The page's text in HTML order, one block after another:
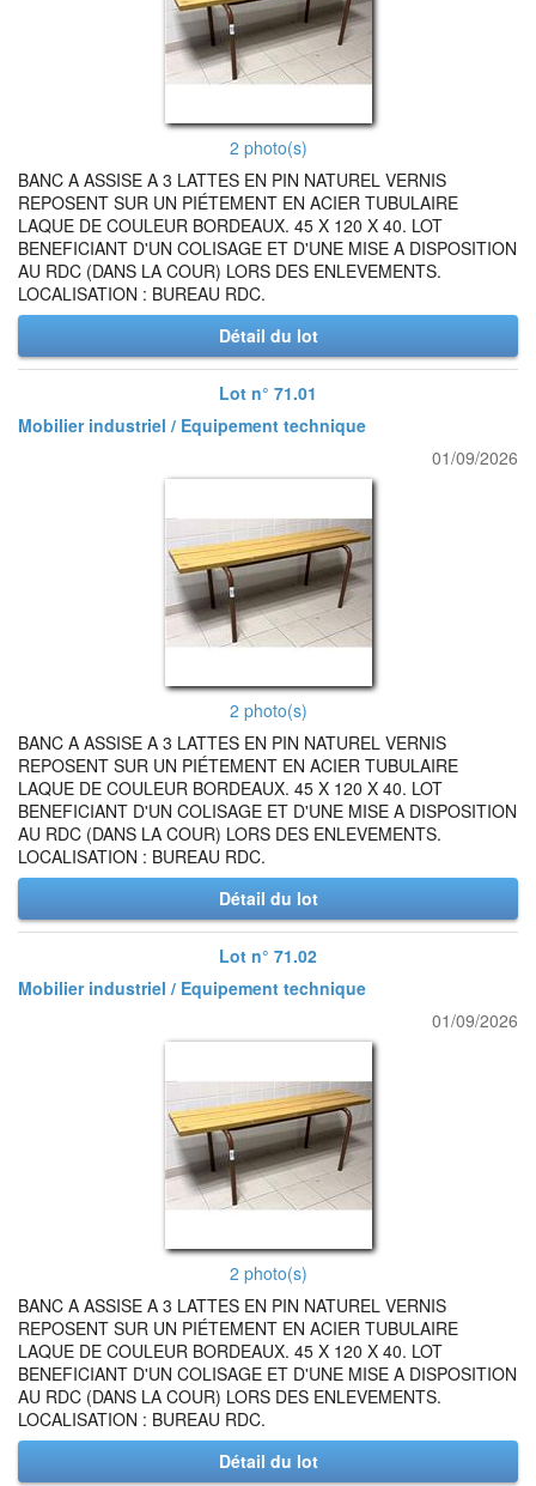
2 photo(s)
BANC A ASSISE A 3 LATTES EN PIN NATUREL VERNIS
REPOSENT SUR UN PIÉTEMENT EN ACIER TUBULAIRE
LAQUE DE COULEUR BORDEAUX. 45 X 120 X 40. LOT
BENEFICIANT D'UN COLISAGE ET D'UNE MISE A DISPOSITION
AU RDC (DANS LA COUR) LORS DES ENLEVEMENTS.
LOCALISATION : BUREAU RDC.
Détail du lot
Lot n° 71.01
Mobilier industriel / Equipement technique
01/09/2026
2 photo(s)
BANC A ASSISE A 3 LATTES EN PIN NATUREL VERNIS
REPOSENT SUR UN PIÉTEMENT EN ACIER TUBULAIRE
LAQUE DE COULEUR BORDEAUX. 45 X 120 X 40. LOT
BENEFICIANT D'UN COLISAGE ET D'UNE MISE A DISPOSITION
AU RDC (DANS LA COUR) LORS DES ENLEVEMENTS.
LOCALISATION : BUREAU RDC.
Détail du lot
Lot n° 71.02
Mobilier industriel / Equipement technique
01/09/2026
2 photo(s)
BANC A ASSISE A 3 LATTES EN PIN NATUREL VERNIS
REPOSENT SUR UN PIÉTEMENT EN ACIER TUBULAIRE
LAQUE DE COULEUR BORDEAUX. 45 X 120 X 40. LOT
BENEFICIANT D'UN COLISAGE ET D'UNE MISE A DISPOSITION
AU RDC (DANS LA COUR) LORS DES ENLEVEMENTS.
LOCALISATION : BUREAU RDC.
Détail du lot